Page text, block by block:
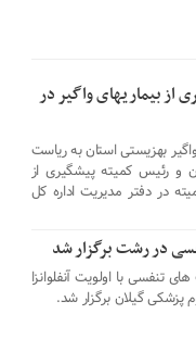
از بیماریهای واگیر در
بهزیستی استان به ریاست
و رئیس کمیته پیشگیری از
در دفتر مدیریت اداره کل
در رشت برگزار شد
با اولویت آنفلوانزا
پزشکی گیلان برگزار شد.